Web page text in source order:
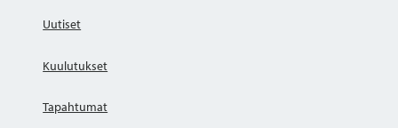
Uutiset
Kuulutukset
Tapahtumat